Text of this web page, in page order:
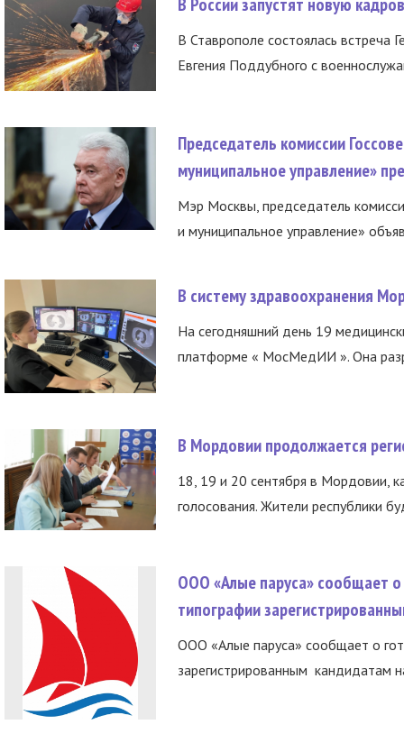
В Ставрополе состоялась встреча
Евгения Поддубного с
Председатель комиссии
муниципальное управление»
Мэр Москвы, председатель
и муниципальное управление»
В систему здравоохранения
На сегодняшний день 19
платформе « МосМедИИ ». Она
В Мордовии продолжается
18, 19 и 20 сентября в Мордовии,
голосования. Жители республики
ООО «Алые паруса» сообщает о
типографии
ООО «Алые паруса» сообщает о
зарегистрированным кандидатам